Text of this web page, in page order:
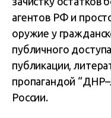
агентов РФ и
оружие у
публичного
публикации,
пропагандой
России.